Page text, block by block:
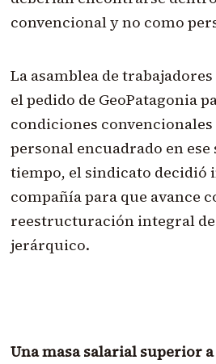
convencional y no como
La asamblea de
el pedido de GeoPatagonia
condiciones
personal encuadrado en
tiempo, el sindicato decidió
compañía para que avance
reestructuración integral
jerárquico.
Una masa salarial superior